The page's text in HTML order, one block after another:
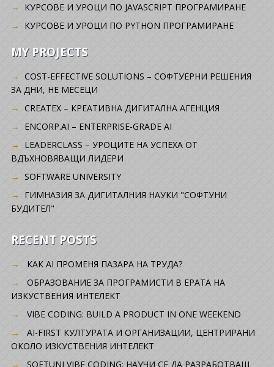
КУРСОВЕ И УРОЦИ ПО JAVASCRIPT ПРОГРАМИРАНЕ
КУРСОВЕ И УРОЦИ ПО PYTHON ПРОГРАМИРАНЕ
MY PROJECTS
COST-EFFECTIVE SOLUTIONS – СОФТУЕРНИ РЕШЕНИЯ
ЗА ДНИ, НЕ МЕСЕЦИ
CREATEX – КРЕАТИВНА ДИГИТАЛНА АГЕНЦИЯ
ENCORP.AI – ENTERPRISE-GRADE AI
LEADERCLASS – УРОЦИТЕ НА УСПЕХА ОТ
ВДЪХНОВЯВАЩИ ЛИДЕРИ
SOFTWARE UNIVERSITY
ГИМНАЗИЯ ЗА ДИГИТАЛНИЯ НАУКИ "СОФТУНИ
БУДИТЕЛ"
RECENT POSTS
КАК AI ПРОМЕНЯ ПАЗАРА НА ТРУДА?
ОБРАЗОВАНИЕ ЗА ПРОГРАМИСТИ В ЕРАТА НА
ИЗКУСТВЕНИЯ ИНТЕЛЕКТ
VIBE CODING: BUILD A PRODUCT IN ONE WEEKEND
AI-FIRST КУЛТУРАТА И ОРГАНИЗАЦИИ, ЦЕНТРИРАНИ
ОКОЛО ИЗКУСТВЕНИЯ ИНТЕЛЕКТ
SOFTUNI VIBE CODING: НАУЧИ СЕ ДА РАЗРАБОТВАШ